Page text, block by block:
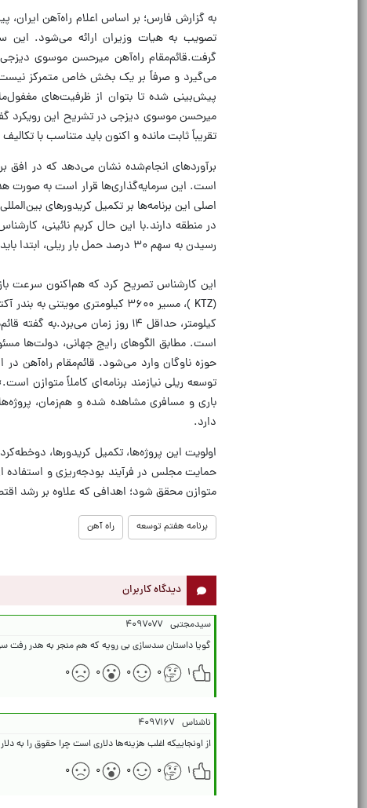
به گزارش فارس؛ بر اساس اعلام راه‌آهن
تصویب به هیات وزیران ارائه می‌شود. این
گرفت.قائم‌مقام راه‌آهن میر‌حسن موسوی
می‌گیرد و صرفاً بر یک بخش خاص متمرکز
پیش‌بینی شده تا بتوان از ظرفیت‌های
میر‌حسن موسوی دیزجی در تشریح این
تقریباً ثابت مانده و اکنون باید متناسب با
است. این سرمایه‌گذاری‌ها قرار است به ‌صورت
اصلی این برنامه‌ها بر تکمیل کریدورهای
در منطقه دارند.با این حال کریم نائینی،
رسیدن به سهم ۳۰ درصد حمل بار ریلی، ابتدا باید بهره‌وری راه‌آهن افزایش یابد تا بخش غیردولتی رغبتی برای سرمایه‌گذاری مولد داشته باشد.
این کارشناس تصریح کرد که هم‌اکنون سرعت
کیلومتر، حداقل ۱۴ روز زمان
است. مطابق الگوهای رایج جهانی، دولت‌ها
حوزه ناوگان وارد می‌شود. قائم‌مقام راه‌آهن
توسعه ریلی نیازمند برنامه‌ای کاملاً متوازن
باری و مسافری مشاهده شده و هم‌زمان،
دارد.
اولویت این پروژه‌ها، تکمیل کریدورها،
حمایت مجلس در فرآیند بودجه‌ریزی و استفاده
متوازن محقق شود؛ اهدافی که علاوه بر رشد
برنامه هفتم توسعه راه آهن
دیدگاه کاربران
سیدمجتبی ۴۰۹۷۰۷۷
گویا داستان سدسازی بی رویه که هم منجر به هدر رفت
۱
۰ ۰ ۰ ۰
ناشناس ۴۰۹۷۱۶۷
از اونجاییکه اغلب هزینه‌ها دلاری است چرا حقوق را به
۱
۰ ۰ ۰ ۰